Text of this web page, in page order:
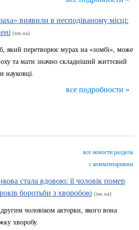
виявили в несподіваному місці:
(tsn.ua)
який перетворює мурах на «зомбі», може
та мати значно складніший життєвий
науковці.
все подробности »
все новости раздела
с комментариями
стала вдовою: її чоловік помер
боротьби з хворобою (tsn.ua)
чоловіком акторки, якого вона
хворобу.